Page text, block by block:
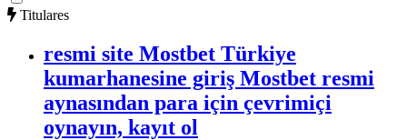
Titulares
resmi site Mostbet Türkiye
kumarhanesine giriş Mostbet resmi
aynasından para için çevrimiçi
oynayın, kayıt ol